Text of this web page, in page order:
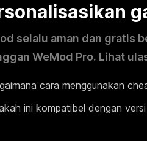
selalu aman dan gratis
WeMod Pro. Lihat
cara menggunakan
ini kompatibel dengan